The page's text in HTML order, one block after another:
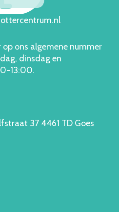
ons algemene nummer
dinsdag en
13:00.
37 4461 TD Goes